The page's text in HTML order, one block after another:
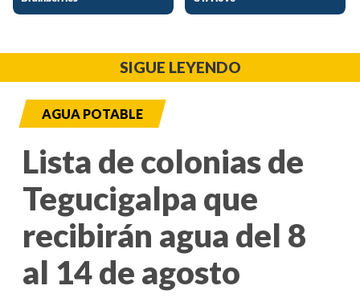
SIGUE LEYENDO
AGUA POTABLE
Lista de colonias de
Tegucigalpa que
recibirán agua del 8
al 14 de agosto